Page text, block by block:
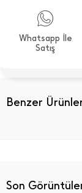
Whatsapp İle
Satış
Benzer
Son